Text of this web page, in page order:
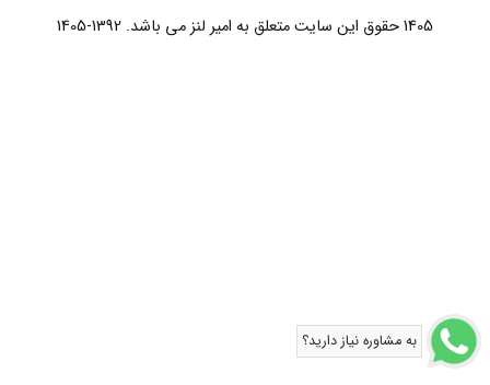
1405 حقوق این سایت متعلق به امیر لنز می باشد. 1392-1405
به مشاوره نیاز دارید؟